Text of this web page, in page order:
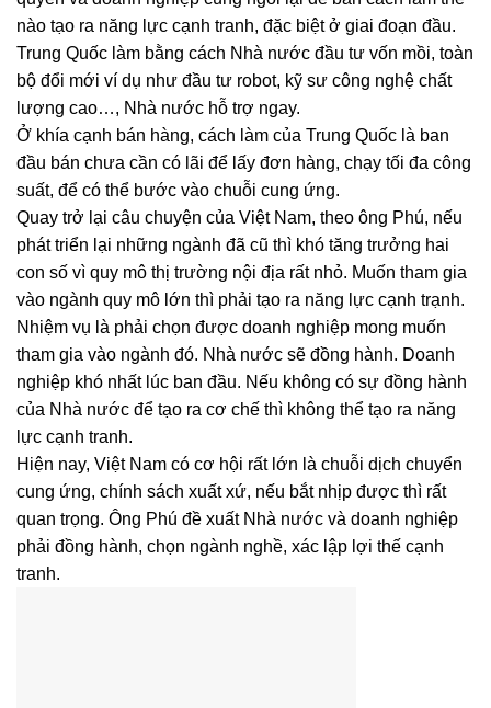
nào tạo ra năng lực cạnh tranh, đặc biệt ở giai đoạn đầu.
Trung Quốc làm bằng cách Nhà nước đầu tư vốn mồi, toàn
bộ đổi mới ví dụ như đầu tư robot, kỹ sư công nghệ chất
lượng cao…, Nhà nước hỗ trợ ngay.
Ở khía cạnh bán hàng, cách làm của Trung Quốc là ban
đầu bán chưa cần có lãi để lấy đơn hàng, chạy tối đa công
suất, để có thể bước vào chuỗi cung ứng.
Quay trở lại câu chuyện của Việt Nam, theo ông Phú, nếu
phát triển lại những ngành đã cũ thì khó tăng trưởng hai
con số vì quy mô thị trường nội địa rất nhỏ. Muốn tham gia
vào ngành quy mô lớn thì phải tạo ra năng lực cạnh trạnh.
Nhiệm vụ là phải chọn được doanh nghiệp mong muốn
tham gia vào ngành đó. Nhà nước sẽ đồng hành. Doanh
nghiệp khó nhất lúc ban đầu. Nếu không có sự đồng hành
của Nhà nước để tạo ra cơ chế thì không thể tạo ra năng
lực cạnh tranh.
Hiện nay, Việt Nam có cơ hội rất lớn là chuỗi dịch chuyển
cung ứng, chính sách xuất xứ, nếu bắt nhịp được thì rất
quan trọng. Ông Phú đề xuất Nhà nước và doanh nghiệp
phải đồng hành, chọn ngành nghề, xác lập lợi thế cạnh
tranh.